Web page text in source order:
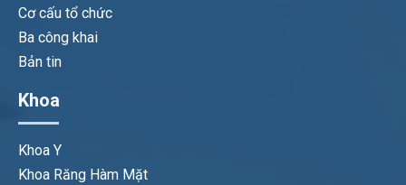
Cơ cấu tổ chức
Ba công khai
Bản tin
Khoa
Khoa Y
Khoa Răng Hàm Mặt